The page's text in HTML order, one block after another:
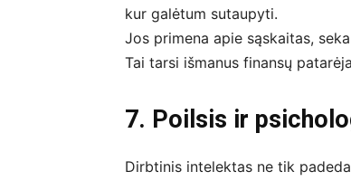
kur galėtum sutaupyti.
Jos primena apie sąskaitas,
Tai tarsi išmanus finansų
7. Poilsis ir
Dirbtinis intelektas ne tik